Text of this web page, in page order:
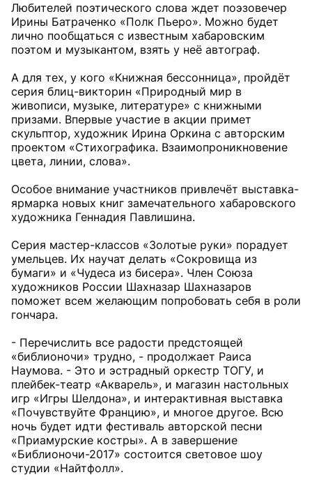
Любителей поэтического слова ждет поэзовечер
Ирины Батраченко «Полк Пьеро». Можно будет
лично пообщаться с известным хабаровским
поэтом и музыкантом, взять у неё автограф.
А для тех, у кого «Книжная бессонница», пройдёт
серия блиц-викторин «Природный мир в
живописи, музыке, литературе» с книжными
призами. Впервые участие в акции примет
скульптор, художник Ирина Оркина с авторским
проектом «Стихографика. Взаимопроникновение
цвета, линии, слова».
Особое внимание участников привлечёт выставка-
ярмарка новых книг замечательного хабаровского
художника Геннадия Павлишина.
Серия мастер-классов «Золотые руки» порадует
умельцев. Их научат делать «Сокровища из
бумаги» и «Чудеса из бисера». Член Союза
художников России Шахназар Шахназаров
поможет всем желающим попробовать себя в роли
гончара.
- Перечислить все радости предстоящей
«библионочи» трудно, - продолжает Раиса
Наумова. - Это и эстрадный оркестр ТОГУ, и
плейбек-театр «Акварель», и магазин настольных
игр «Игры Шелдона», и интерактивная выставка
«Почувствуйте Францию», и многое другое. Всю
ночь будет идти фестиваль авторской песни
«Приамурские костры». А в завершение
«Библионочи-2017» состоится световое шоу
студии «Найтфолл».